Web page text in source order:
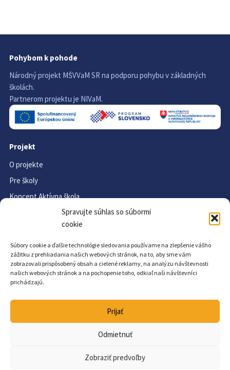
Spravujte súhlas so súbormi
cookie
Súbory cookie a ďalšie technológie sledovania používame na zlepšenie vášho
zážitku z prehliadania našich webových stránok, na to, aby sme vám
zobrazovali prispôsobený obsah a cielené reklamy, na analýzu návštevnosti
našich webových stránok a na pochopenie toho, odkiaľ naši návštevníci
prichádzajú.
Prijať
Odmietnuť
Zobraziť predvoľby
Pohybom k pohode
Národný projekt MŠVVaM SR na podporu pohybu v základných
školách.
Partnerom projektu je NIVaM.
Projekt
O projekte
Pre školy
Koncept Aktívna škola
Materiály na stiahnutie
Aktuality
Kontakt a informácie
Kontakt
Ochrana osobných údajov